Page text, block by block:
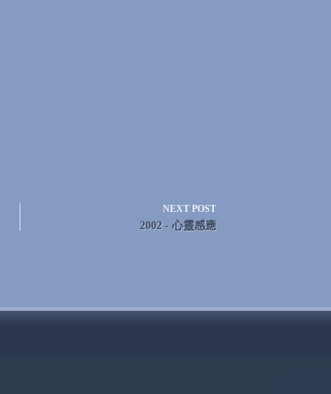
NEXT POST
2002 - 心靈感應